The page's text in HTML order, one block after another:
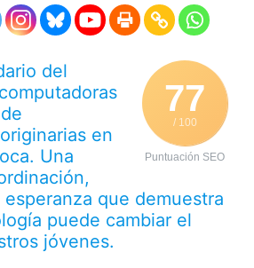
77
/ 100
Puntuación SEO
del
en
Una
que demuestra
puede cambiar el
jóvenes.